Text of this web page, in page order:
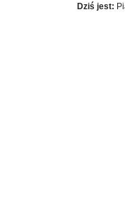
Dziś jest: